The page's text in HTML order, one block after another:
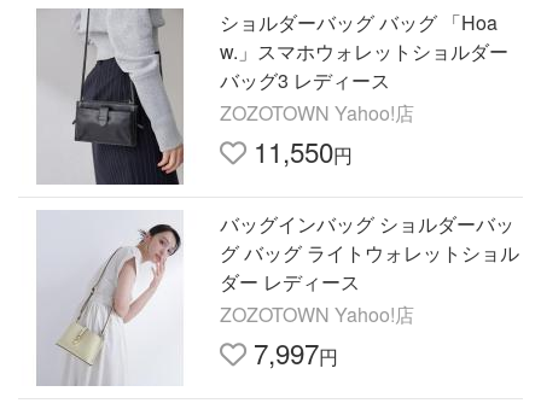
ショルダーバッグ バッグ 「Hoa
w.」スマホウォレットショルダー
バッグ3 レディース
ZOZOTOWN Yahoo!店
11,550円
バッグインバッグ ショルダーバッ
グ バッグ ライトウォレットショル
ダー レディース
ZOZOTOWN Yahoo!店
7,997円